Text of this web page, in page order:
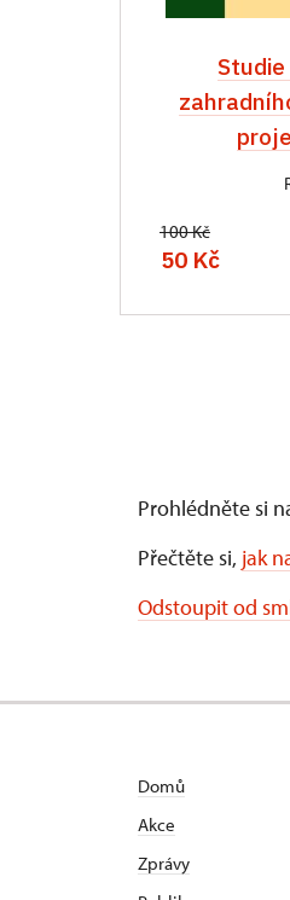
100 Kč
50 Kč
Prohlédněte si
Přečtěte si, jak
Odstoupit od
Domů
Akce
Zprávy